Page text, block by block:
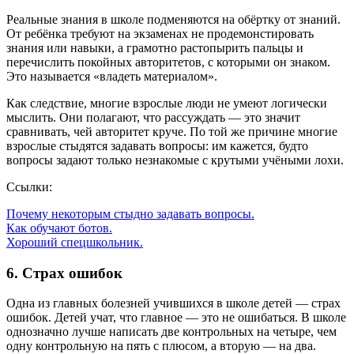
Реальные знания в школе подменяются на обёртку от знаний.
От ребёнка требуют на экзаменах не продемонстировать
знания или навыки, а грамотно растопырить пальцы и
перечислить покойных авторитетов, с которыми он знаком.
Это называется «владеть материалом».
Как следствие, многие взрослые люди не умеют логически
мыслить. Они полагают, что рассуждать — это значит
сравнивать, чей авторитет круче. По той же причине многие
взрослые стыдятся задавать вопросы: им кажется, будто
вопросы задают только незнакомые с крутыми учёными лохи.
Ссылки:
Почему некоторым стыдно задавать вопросы.
Как обучают ботов.
Хороший спецшкольник.
6. Страх ошибок
Одна из главных болезней учившихся в школе детей — страх
ошибок. Детей учат, что главное — это не ошибаться. В школе
однозначно лучше написать две контрольных на четыре, чем
одну контрольную на пять с плюсом, а вторую — на два.